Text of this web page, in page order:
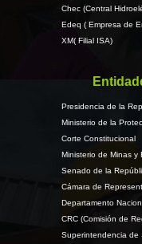
Chec (Central
Edeq ( Empresa de
XM( Filial ISA)
Presidencia de la
Ministerio de la
Corte Constitucional
Ministerio de Minas y
Senado de la
Cámara de
Departamento
CRC (Comisión de
Superintendencia de